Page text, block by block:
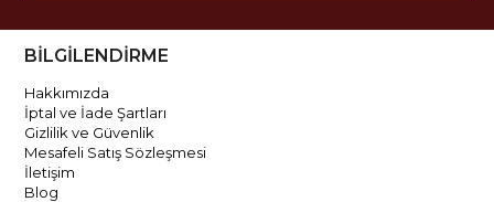
BİLGİLENDİRME
Hakkımızda
İptal ve İade Şartları
Gizlilik ve Güvenlik
Mesafeli Satış Sözleşmesi
İletişim
Blog